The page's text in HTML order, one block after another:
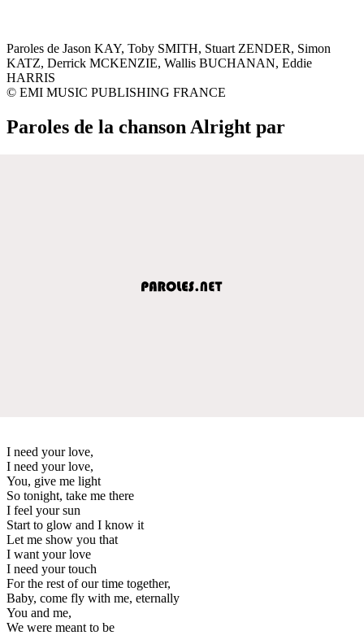
Paroles de Jason KAY, Toby SMITH, Stuart ZENDER, Simon
KATZ, Derrick MCKENZIE, Wallis BUCHANAN, Eddie
HARRIS
© EMI MUSIC PUBLISHING FRANCE
Paroles de la chanson Alright par
I need your love,
I need your love,
You, give me light
So tonight, take me there
I feel your sun
Start to glow and I know it
Let me show you that
I want your love
I need your touch
For the rest of our time together,
Baby, come fly with me, eternally
You and me,
We were meant to be